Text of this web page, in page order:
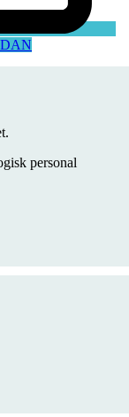
personal